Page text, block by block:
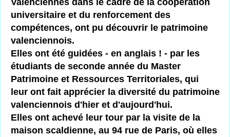
universitaire et du renforcement des
compétences, ont pu découvrir le patrimoine
valenciennois.
Elles ont été guidées - en anglais ! - par les
étudiants de seconde année du Master
Patrimoine et Ressources Territoriales, qui
leur ont fait apprécier la diversité du patrimoine
valenciennois d'hier et d'aujourd'hui.
Elles ont achevé leur tour par la visite de la
maison scaldienne, au 94 rue de Paris, où elles